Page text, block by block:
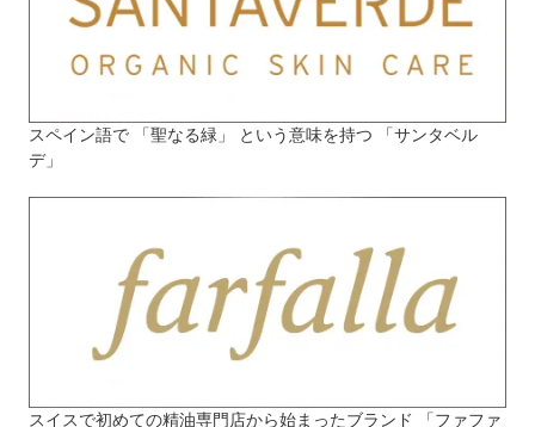
スペイン語で 「聖なる緑」 という意味を持つ 「サンタベル
デ」
スイスで初めての精油専門店から始まったブランド 「ファファ